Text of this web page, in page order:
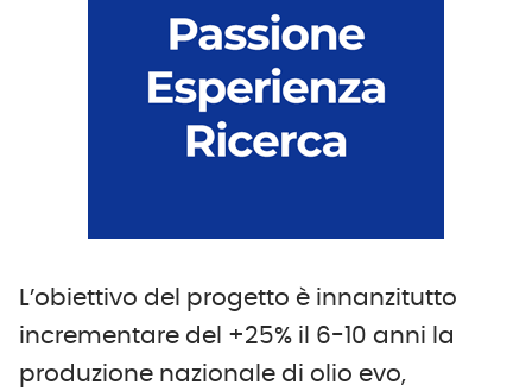
L’obiettivo del progetto è innanzitutto
incrementare del +25% il 6-10 anni la
produzione nazionale di olio evo,